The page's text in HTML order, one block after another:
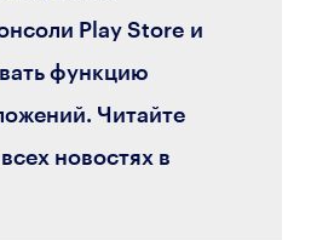
Play Store и
функцию
Читайте
новостях в